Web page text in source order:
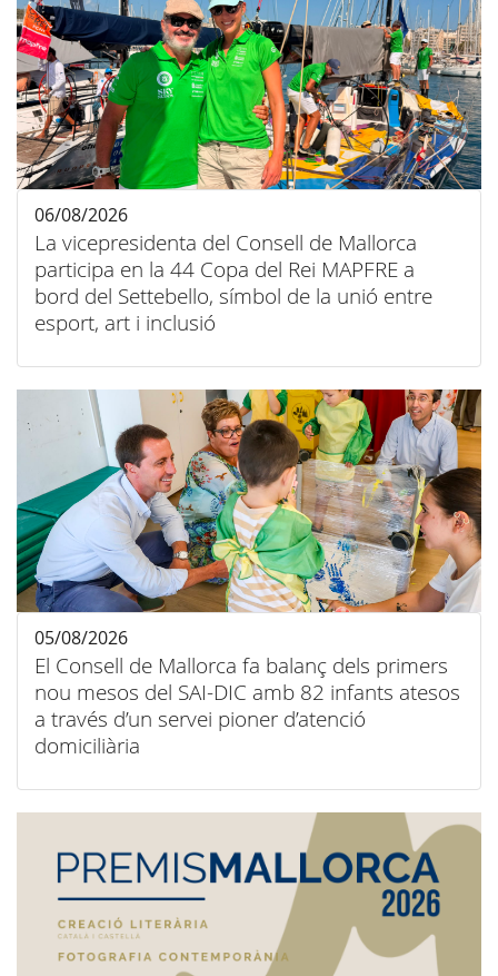
La vicepresidenta del Consell de Mallorca
participa en la 44 Copa del Rei MAPFRE a
bord del Settebello, símbol de la unió entre
esport, art i inclusió
06/08/2026
El Consell de Mallorca fa balanç dels primers
nou mesos del SAI-DIC amb 82 infants atesos
a través d’un servei pioner d’atenció
domiciliària
05/08/2026